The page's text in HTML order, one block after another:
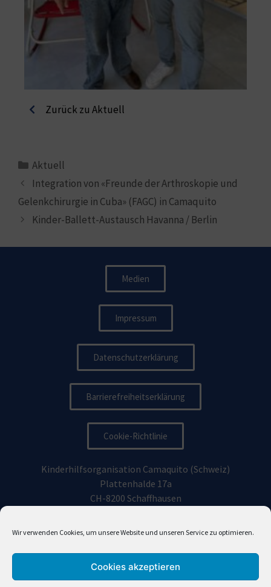
Wir verwenden Cookies, um unsere Website und unseren Service zu optimieren.
Cookies akzeptieren
Zurück zu Aktuell
Aktuell
Integration von «Freunde der Arthroskopie und
Gelenkchirurgie in Cuba» (FAGC) in Camaquito
Kinder-Ballett-Austausch Havanna / Berlin
Medien
Impressum
Datenschutzerklärung
Barrierefreiheitserklärung
Cookie-Richtlinie
Kinderhilfsorganisation Camaquito (Schweiz)
Plattenhalde 17a
CH-8200 Schaffhausen
München